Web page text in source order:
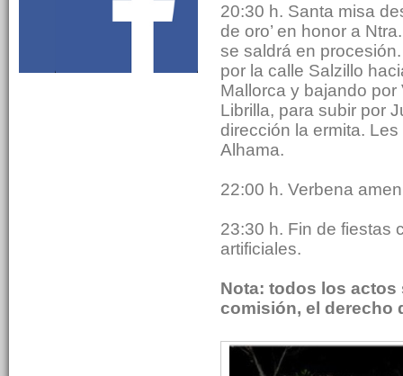
20:30 h. Santa misa
de oro’ en honor a
se saldrá en
por la calle Salzillo
Mallorca y bajando
Librilla, para subir por
dirección la ermita.
Alhama.
22:00 h. Verbena
23:30 h. Fin de fiestas
artificiales.
Nota: todos los
comisión, el derecho